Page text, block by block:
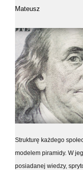
Mateusz
Strukturę każdego
modelem piramidy. W
posiadanej wiedzy,